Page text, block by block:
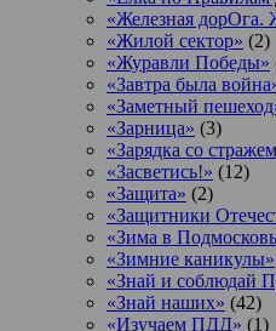
«Железная дорОга.
«Жилой сектор» (2)
«Журавли Победы»
«Завтра была
«Заметный
«Зарница» (3)
«Зарядка со
«Засветись!» (12)
«Защита» (2)
«Защитники
«Зима в
«Зимние каникулы»
«Знай и соблюдай
«Знай наших» (42)
«Изучаем ПДД» (1)